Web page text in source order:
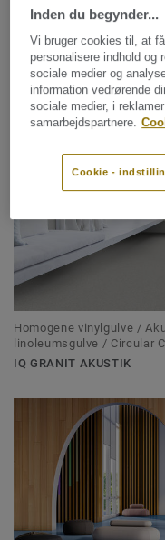
Homogene vinylgulve /
linoleumsgulve / Circular
IQ GRANIT
Homogene vinylgulve /
linoleumsgulve / Circular
IQ GRANIT AKUSTIK
Inden du begynder...
Vi bruger cookies til, at
personalisere indhold og
sociale medier og
information vedrørende
sociale medier, i
samarbejdspartnere.
Cookie -